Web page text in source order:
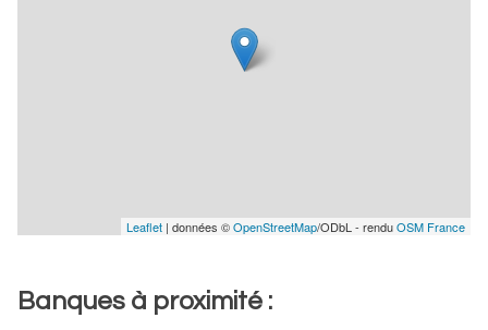
Leaflet | données ©OpenStreetMap/ODbL - renduOSM France
Banques à proximité :